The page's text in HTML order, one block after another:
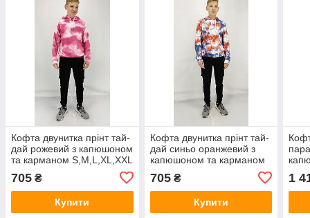
Кофта двунитка прінт тай-
дай рожевий з капюшоном
та карманом S,M,L,XL,XXL
705 ₴
Купити
Кофта двунитка прінт тай-
дай синьо оранжевий з
капюшоном та карманом
705₴
Купити
1